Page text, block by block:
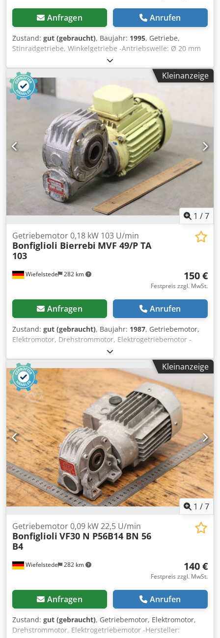
Anfragen Anrufen
Zustand: gut (gebraucht), Baujahr: 1995, Getriebe,
Stinradgetriebe, Winkelgetriebe -Antriebswelle: Ø 20 mm
Csdpfsb A N Iuex Alcsha -Hohlwelle: Ø 19 mm -
Abmessungen: 220/200/H200 mm -Anzahl: 9x Getriebe
vorhanden -Preis: pro Stück -Gewicht: 7 kg -Übersetzung:
1:9,92
Kleinanzeige
1 /7
Wiefelstede 282 km
Getriebemotor 0,18 kW 103 U/min
Bonfiglioli Bierrebi MVF 49/P TA
103
150 €
Festpreis zzgl. MwSt.
Anfragen Anrufen
Zustand: gut (gebraucht), Baujahr: 1987, Getriebemotor,
Elektromotor, Drehstrommotor, Elektrogetriebemotor -
Getriebemotor: aus Schnittautomat Schneidemaschine
Bierrebi TA 103 -Hersteller Getriebe: Bonfiglioli Typ MVF
49/P -Drehzahlen: ca. 103 U/min i= 1:14 -Hersteller Motor:
Electro Adda -Leistung: 0,18 kW / 1450 U/min -Bauform: B5
Winkel -Hohlwelle: Ø 25 x 80 mm -Schutzart: IP 54 -
Abmessungen: 325/125/H175 mm -Gewicht: 7,9 kg Chsdpfx
Ajiidq Tslcea
Kleinanzeige
1 /7
Wiefelstede 282 km
Getriebemotor 0,09 kW 22,5 U/min
Bonfiglioli VF30 N P56B14 BN 56
B4
140 €
Festpreis zzgl. MwSt.
Anfragen Anrufen
Zustand: gut (gebraucht), Getriebemotor, Elektromotor,
Drehstrommotor, Elektrogetriebemotor -Hersteller: